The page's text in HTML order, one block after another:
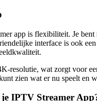
app is flexibiliteit. Je bent
interface is ook
resolutie, wat zorgt voor
zien wat er nu speelt en
IPTV Streamer